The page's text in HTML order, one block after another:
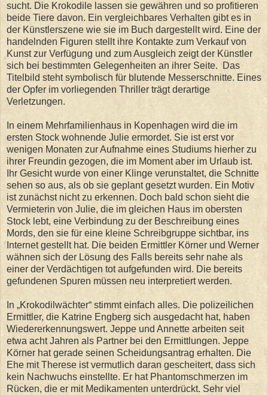
sucht. Die Krokodile lassen sie gewähren und so profitieren
beide Tiere davon. Ein vergleichbares Verhalten gibt es in
der Künstlerszene wie sie im Buch dargestellt wird. Eine der
handelnden Figuren stellt ihre Kontakte zum Verkauf von
Kunst zur Verfügung und zum Ausgleich zeigt der Künstler
sich bei bestimmten Gelegenheiten an ihrer Seite. Das
Titelbild steht symbolisch für blutende Messerschnitte. Eines
der Opfer im vorliegenden Thriller trägt derartige
Verletzungen.
In einem Mehrfamilienhaus in Kopenhagen wird die im
ersten Stock wohnende Julie ermordet. Sie ist erst vor
wenigen Monaten zur Aufnahme eines Studiums hierher zu
ihrer Freundin gezogen, die im Moment aber im Urlaub ist.
Ihr Gesicht wurde von einer Klinge verunstaltet, die Schnitte
sehen so aus, als ob sie geplant gesetzt wurden. Ein Motiv
ist zunächst nicht zu erkennen. Doch bald schon sieht die
Vermieterin von Julie, die im gleichen Haus im obersten
Stock lebt, eine Verbindung zu der Beschreibung eines
Mords, den sie für eine kleine Schreibgruppe sichtbar, ins
Internet gestellt hat. Die beiden Ermittler Körner und Werner
wähnen sich der Lösung des Falls bereits sehr nahe als
einer der Verdächtigen tot aufgefunden wird. Die bereits
gefundenen Spuren müssen neu interpretiert werden.
In „Krokodilwächter“ stimmt einfach alles. Die polizeilichen
Ermittler, die Katrine Engberg sich ausgedacht hat, haben
Wiedererkennungswert. Jeppe und Annette arbeiten seit
etwa acht Jahren als Partner bei den Ermittlungen. Jeppe
Körner hat gerade seinen Scheidungsantrag erhalten. Die
Ehe mit Therese ist vermutlich daran gescheitert, dass sich
kein Nachwuchs einstellte. Er hat Phantomschmerzen im
Rücken, die er mit Medikamenten unterdrückt. Sehr viel